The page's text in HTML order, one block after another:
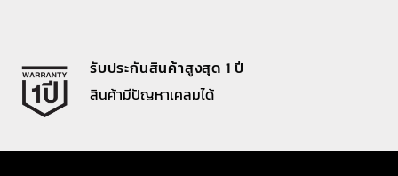
รับประกันสินค้าสูงสุด 1 ปี
สินค้ามีปัญหาเคลมได้